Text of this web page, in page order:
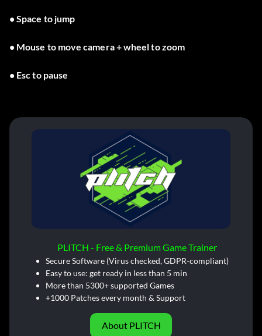
• Space to jump
• Mouse to move camera + wheel to zoom
• Esc to pause
PLITCH - Free & Premium Game Trainer
Secure Software (Virus checked, GDPR-compliant)
Easy to use: get ready in less than 5 min
More than 5300+ supported Games
+1000 Patches every month & Support
About PLITCH